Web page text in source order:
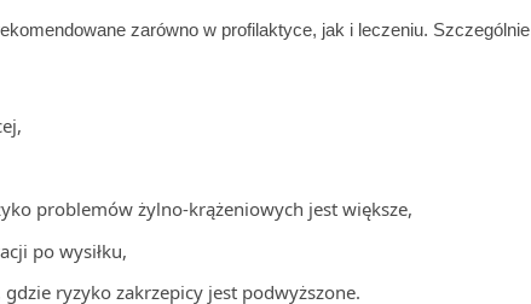
zarówno w profilaktyce, jak i leczeniu. Szczególnie
problemów żylno-krążeniowych jest większe,
po wysiłku,
ryzyko zakrzepicy jest podwyższone.